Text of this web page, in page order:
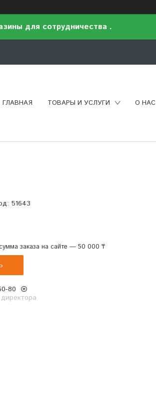
для сотрудничества .
ГЛАВНАЯ ТОВАРЫ И УСЛУГИ О НАС
51643
заказа на сайте — 50 000 ₸
80